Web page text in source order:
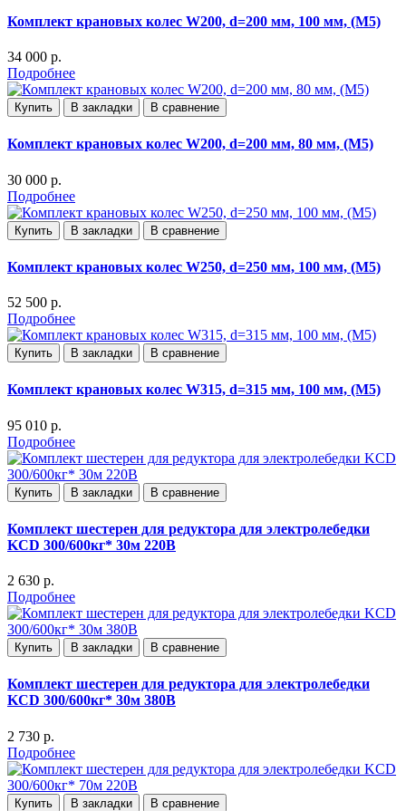
Комплект крановых колес W200, d=200 мм, 100 мм, (М5)
34 000 р.
Подробнее
Купить В закладки В сравнение
Комплект крановых колес W200, d=200 мм, 80 мм, (М5)
30 000 р.
Подробнее
Купить В закладки В сравнение
Комплект крановых колес W250, d=250 мм, 100 мм, (М5)
52 500 р.
Подробнее
Купить В закладки В сравнение
Комплект крановых колес W315, d=315 мм, 100 мм, (М5)
95 010 р.
Подробнее
Купить В закладки В сравнение
Комплект шестерен для редуктора для электролебедки
KCD 300/600кг* 30м 220В
2 630 р.
Подробнее
Купить В закладки В сравнение
Комплект шестерен для редуктора для электролебедки
KCD 300/600кг* 30м 380В
2 730 р.
Подробнее
Купить В закладки В сравнение